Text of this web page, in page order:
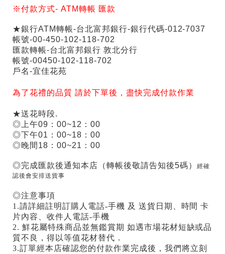
※付款方式-ATM轉帳 匯款
★銀行ATM轉帳-台北富邦銀行-銀行代碼-012-7037
帳號-00-450-102-118-702
匯款轉帳-台北富邦銀行 敦北分行
帳號-00450-102-118-702
戶名-宜佳花苑
為了花禮的品質 請於下單後，盡快完成付款作業
★送花時段.
◎上午09：00~12：00
◎下午01：00~18：00
◎晚間18：00~21：00
◎完成匯款後通知本店（轉帳後敬請告知後5碼）
經確
認後會安排送貨事
◎注意事項
1.請詳細註明訂購人電話-手機 及 送貨日期、時間 卡
片內容、收件人電話-手機
2. 鮮花屬特殊商品並無鑑賞期 如遇市場花材短缺或品
質不良，得以等值花材替代．
3.訂單經本店確認您的付款作業完成後，我們將立刻